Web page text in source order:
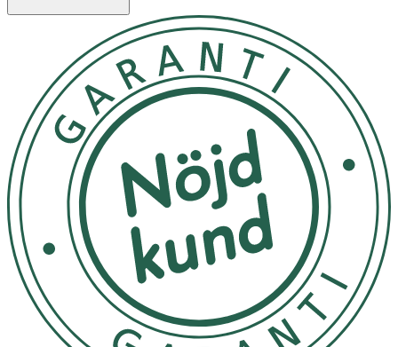
- Lämplig för barn (över 3 år) och vuxna.
- Förvaras i rumstemperatur.
Innehåll
Aqua, Sodium Trideceth Sulfate, Glycerin, Caprylic/Capric
Triglyceride, Sodium Lauroamphoacetate, Avena Sativa
Kernel (Oat) Flour, Laureth-2, Sodium Chloride, Citric Acid,
Avena Sativa Kernel (Oat) Extract, Ceramide 3, Panthenol,
Guar Hydroxypropyltrimonium Chloride, Xanthan Gum,
Sodium Hydroxide, Phenoxyethanol, Potassium Sorbate,
Sodium Benzoate [PR-016657].